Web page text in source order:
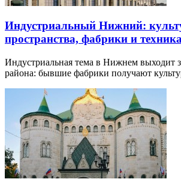
Индустриальный Нижний:
пространства, фабрики и
Индустриальная тема в Нижнем выходит
района: бывшие фабрики получают